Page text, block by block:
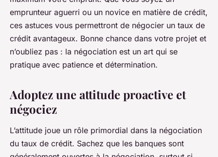
emprunteur aguerri ou un novice en matière de crédit,
ces astuces vous permettront de négocier un taux de
crédit avantageux. Bonne chance dans votre projet et
n’oubliez pas : la négociation est un art qui se
pratique avec patience et détermination.
Adoptez une attitude proactive et
négociez
L’attitude joue un rôle primordial dans la négociation
du taux de crédit. Sachez que les banques sont